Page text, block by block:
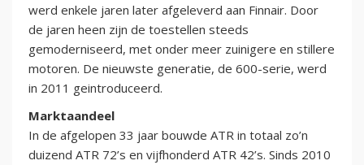
werd enkele jaren later afgeleverd aan Finnair. Door
de jaren heen zijn de toestellen steeds
gemoderniseerd, met onder meer zuinigere en stillere
motoren. De nieuwste generatie, de 600-serie, werd
in 2011 geintroduceerd.
Marktaandeel
In de afgelopen 33 jaar bouwde ATR in totaal zo’n
duizend ATR 72’s en vijfhonderd ATR 42’s. Sinds 2010